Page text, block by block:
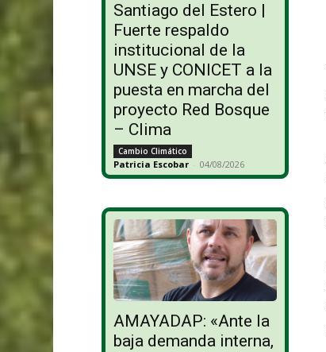
Santiago del Estero |
Fuerte respaldo
institucional de la
UNSE y CONICET a la
puesta en marcha del
proyecto Red Bosque
– Clima
Cambio Climático
Patricia Escobar - 04/08/2026
AMAYADAP: «Ante la
baja demanda interna,